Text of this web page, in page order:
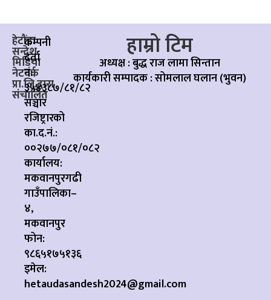
हेटौंडा
सन्देश
मिडिया
नेटवर्क
प्रा.लि.द्वारा
संचालित
कम्पनी
दर्ता
नं:
३५४३८७/८१/८२
सञ्चार
रजिष्ट्रारको
का.द.नं.:
००२७७/०८१/०८२
कार्यालय:
मकवानपुरगढी
गाउँपालिका–
४,
मकवानपुर
फोन:
९८६५१७५१३६
इमेल:
hetaudasandesh2024@gmail.com
हाम्रो टिम
अध्यक्ष : बुद्ध राज लामा सिन्तान
कार्यकारी सम्पादक :सोमलाल घलान (भुवन)